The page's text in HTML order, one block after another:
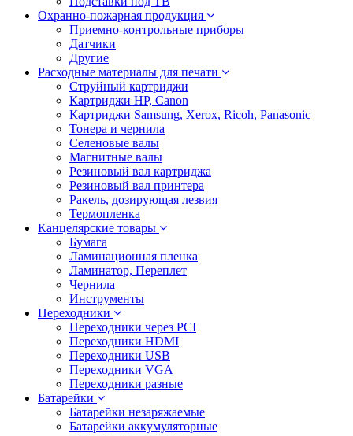
Охранно-пожарная продукция
Приемно-контрольные приборы
Датчики
Другие
Расходные материалы для печати
Струйный картриджи
Картриджи HP, Canon
Картриджи Samsung, Xerox, Ricoh, Panasonic
Тонера и чернила
Селеновые валы
Магнитные валы
Резиновый вал картриджа
Резиновый вал принтера
Ракель, дозирующая лезвия
Термопленка
Канцелярские товары
Бумага
Ламинационная пленка
Ламинатор, Переплет
Чернила
Инструменты
Переходники
Переходники через PCI
Переходники HDMI
Переходники USB
Переходники VGA
Переходники разные
Батарейки
Батарейки незаряжаемые
Батарейки аккумуляторные